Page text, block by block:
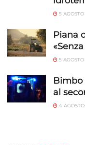
Abbinare e combinare
fonti di dati, Collegare
trasmesse
Utilizzare dati di
Riconoscere i
richieste
Garantire la
5
Piana
5
Bimbo
al
4